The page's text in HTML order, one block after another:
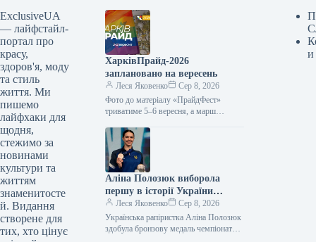
ExclusiveUA
— лайфстайл-
портал про
красу,
здоров'я, моду
та стиль
життя. Ми
пишемо
лайфхаки для
щодня,
стежимо за
новинами
культури та
життям
знаменитосте
й. Видання
створене для
тих, хто цінує
ХарківПрайд-2026
заплановано на вересень
Леся Яковенко
Сер 8, 2026
Фото до матеріалу «ПрайдФест»
триватиме 5–6 вересня, а марш
з 5 до 12 вересня…
Аліна Полозюк виборола
першу в історії України
медаль чемпіонату світу з
рапіри
Леся Яковенко
Сер 8, 2026
Українська рапіристка Аліна Полозюк
здобула бронзову медаль чемпіонату
и